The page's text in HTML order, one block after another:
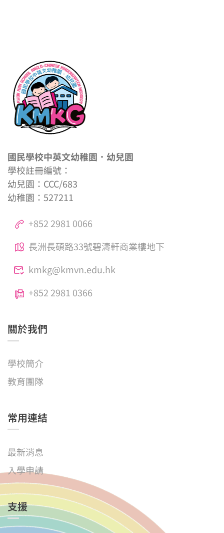
國民學校中英文幼稚園．幼兒園
學校註冊編號：
幼兒園：CCC/683
幼稚園：527211
+852 2981 0066
長洲長碩路33號碧濤軒商業樓地下
kmkg@kmvn.edu.hk
+852 2981 0366
關於我們
學校簡介
教育團隊
常用連結
最新消息
入學申請
支援